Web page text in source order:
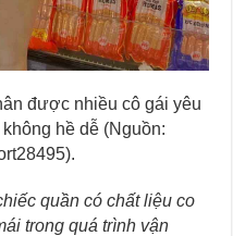
được nhiều cô gái yêu
hề dễ (Nguồn:
quần có chất liệu co
trong quá trình vận